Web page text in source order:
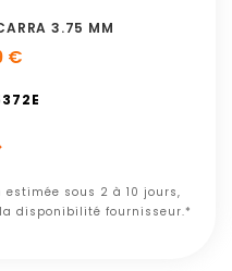
3.75 MM
€
sous 2 à 10 jours,
disponibilité fournisseur.*